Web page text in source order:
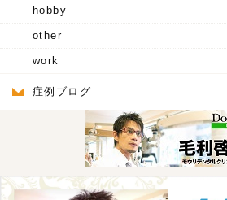
hobby
other
work
症例ブログ